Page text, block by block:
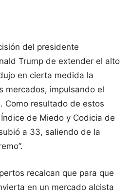
del presidente
Trump de extender el alto
en cierta medida la
mercados, impulsando el
Como resultado de estos
de Miedo y Codicia de
a 33, saliendo de la
recalcan que para que
en un mercado alcista